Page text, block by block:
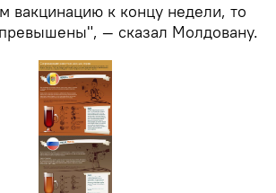
вакцинацию к концу недели, то
— сказал Молдовану.